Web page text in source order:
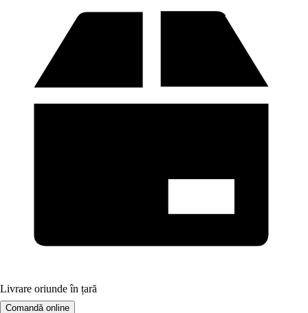
Livrare oriunde în țară
Comandă online